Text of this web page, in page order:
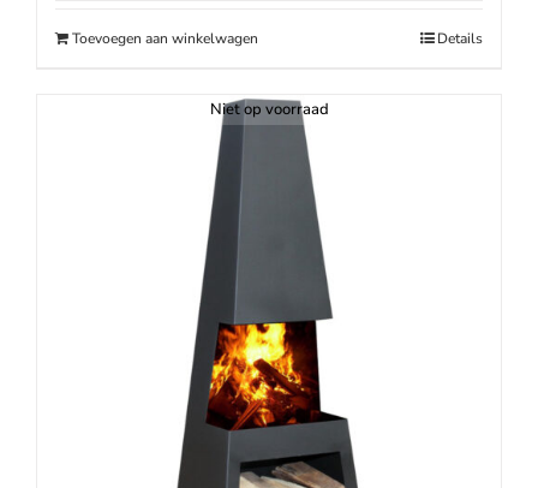
€189.00. €169.00.
Toevoegen aan winkelwagen Details
Niet op voorraad